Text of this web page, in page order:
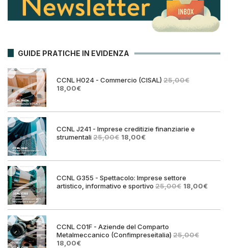
GUIDE PRATICHE IN EVIDENZA
CCNL H024 - Commercio (CISAL) 25,00€
Il
era:
18,00€Il
è:
CCNL J241 - Imprese creditizie finanziarie e
strumentali25,00€ Il
era:
18,00€Il
è:
CCNL G355 - Spettacolo: Imprese settore
artistico, informativo e sportivo 25,00€ Il
era:
18,00€Il
è:
CCNL C01F - Aziende del Comparto
Metalmeccanico (Confimpreseitalia) 25,00€
Il18,00€Il